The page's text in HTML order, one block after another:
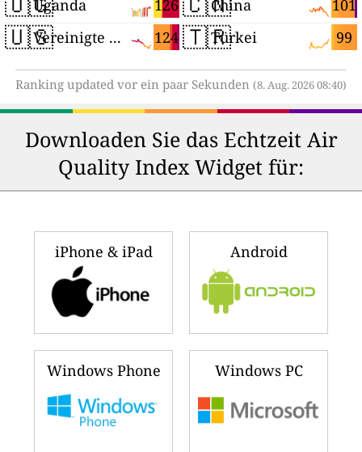
126
Uganda
🇺🇸 124
Vereinigte Staaten
101
China
🇹🇷 99
Türkei
Ranking updated vor ein paar Sekunden (8. Aug. 2026 08:40)
Downloaden Sie das Echtzeit Air
Quality Index Widget für:
iPhone & iPad Android
Windows Phone Windows PC